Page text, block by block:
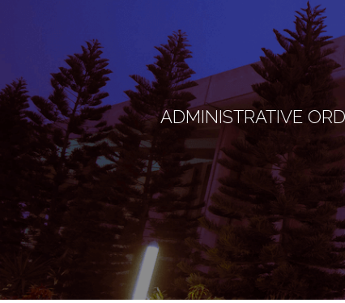
ADMINISTRATIVE